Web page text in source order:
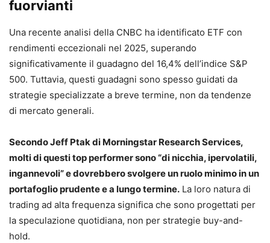
fuorvianti
Una recente analisi della CNBC ha identificato ETF con
rendimenti eccezionali nel 2025, superando
significativamente il guadagno del 16,4% dell’indice S&P
500. Tuttavia, questi guadagni sono spesso guidati da
strategie specializzate a breve termine, non da tendenze
di mercato generali.
Secondo Jeff Ptak di Morningstar Research Services,
molti di questi top performer sono “di nicchia, ipervolatili,
ingannevoli” e dovrebbero svolgere un ruolo minimo in un
portafoglio prudente e a lungo termine. La loro natura di
trading ad alta frequenza significa che sono progettati per
la speculazione quotidiana, non per strategie buy-and-
hold.